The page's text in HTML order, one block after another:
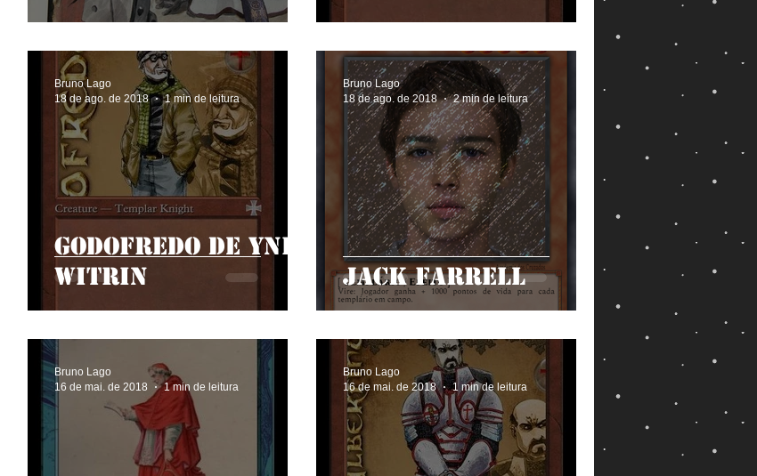
Ordem do Templo
Godofredo de Ynis
Witrin
Bruno Lago
18 de ago. de 2018
1 min de leitura
Jack Farrell
Bruno Lago
18 de ago. de 2018
2 min de leitura
Bruno Lago
16 de mai. de 2018
1 min de leitura
Bruno Lago
16 de mai. de 2018
1 min de leitura